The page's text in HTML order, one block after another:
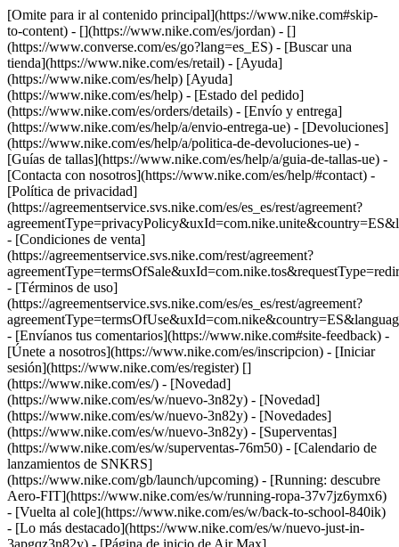
[Omite para ir al contenido principal](https://www.nike.com#skip-
to-content) - [](https://www.nike.com/es/jordan) - []
(https://www.converse.com/es/go?lang=es_ES) - [Buscar una
tienda](https://www.nike.com/es/retail) - [Ayuda]
(https://www.nike.com/es/help) [Ayuda]
(https://www.nike.com/es/help) - [Estado del pedido]
(https://www.nike.com/es/orders/details) - [Envío y entrega]
(https://www.nike.com/es/help/a/envio-entrega-ue) - [Devoluciones]
(https://www.nike.com/es/help/a/politica-de-devoluciones-ue) -
[Guías de tallas](https://www.nike.com/es/help/a/guia-de-tallas-ue) -
[Contacta con nosotros](https://www.nike.com/es/help/#contact) -
[Política de privacidad]
(https://agreementservice.svs.nike.com/es/es_es/rest/agreement?
- [Condiciones de venta]
(https://agreementservice.svs.nike.com/rest/agreement?
- [Términos de uso]
(https://agreementservice.svs.nike.com/es/es_es/rest/agreement?
- [Envíanos tus comentarios](https://www.nike.com#site-feedback) -
[Únete a nosotros](https://www.nike.com/es/inscripcion) - [Iniciar
sesión](https://www.nike.com/es/register) []
(https://www.nike.com/es/) - [Novedad]
(https://www.nike.com/es/w/nuevo-3n82y) - [Novedad]
(https://www.nike.com/es/w/nuevo-3n82y) - [Novedades]
(https://www.nike.com/es/w/nuevo-3n82y) - [Superventas]
(https://www.nike.com/es/w/superventas-76m50) - [Calendario de
lanzamientos de SNKRS]
(https://www.nike.com/gb/launch/upcoming) - [Running: descubre
Aero-FIT](https://www.nike.com/es/w/running-ropa-37v7jz6ymx6)
- [Vuelta al cole](https://www.nike.com/es/w/back-to-school-840ik)
- [Lo más destacado](https://www.nike.com/es/w/nuevo-just-in-
3apgqz3n82y) - [Página de inicio de Air Max]